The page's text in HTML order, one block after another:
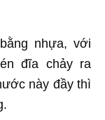
nhựa, với
đĩa chảy ra
này đầy thì